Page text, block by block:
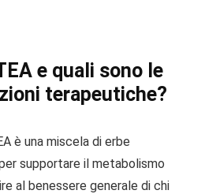
e quali sono le
terapeutiche?
è una miscela di erbe
supportare il metabolismo
al benessere generale di chi